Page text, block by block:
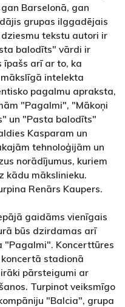
Barselonā, gan
grupas ilggadējais
tekstu autori ir
balodīts" vārdi ir
īpašs arī ar to, ka
intelekta
pagalmu apraksta,
"Pagalmi", "Mākoņi
un "Pasta balodīts"
Kasparam un
tehnoloģijām un
norādījumus, kuriem
kādu mākslinieku.
Renārs Kaupers.
gaidāms vienīgais
būs dzirdamas arī
"Pagalmi". Koncerttūres
stadionā
pārsteigumi ar
Turpinot veiksmīgo
"Balcia", grupa